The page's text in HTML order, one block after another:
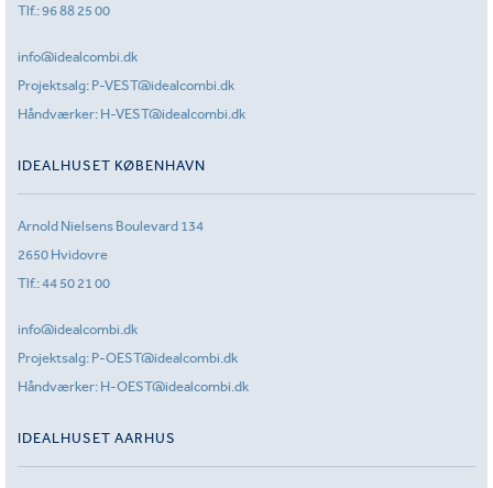
Tlf.:96 88 25 00
info@idealcombi.dk
Projektsalg: P-VEST@idealcombi.dk
Håndværker: H-VEST@idealcombi.dk
IDEALHUSET KØBENHAVN
Arnold Nielsens Boulevard 134
2650 Hvidovre
Tlf.:44 50 21 00
info@idealcombi.dk
Projektsalg: P-OEST@idealcombi.dk
Håndværker: H-OEST@idealcombi.dk
IDEALHUSET AARHUS